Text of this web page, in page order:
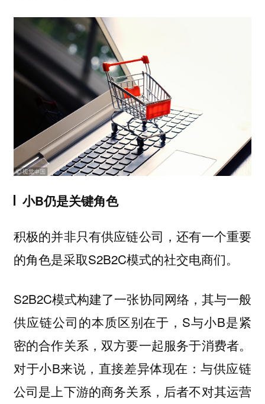
小B仍是关键角色
积极的并非只有供应链公司，还有一个重要
的角色是采取S2B2C模式的社交电商们。
S2B2C模式构建了一张协同网络，其与一般
供应链公司的本质区别在于，S与小B是紧
密的合作关系，双方要一起服务于消费者。
对于小B来说，直接差异体现在：与供应链
公司是上下游的商务关系，后者不对其运营